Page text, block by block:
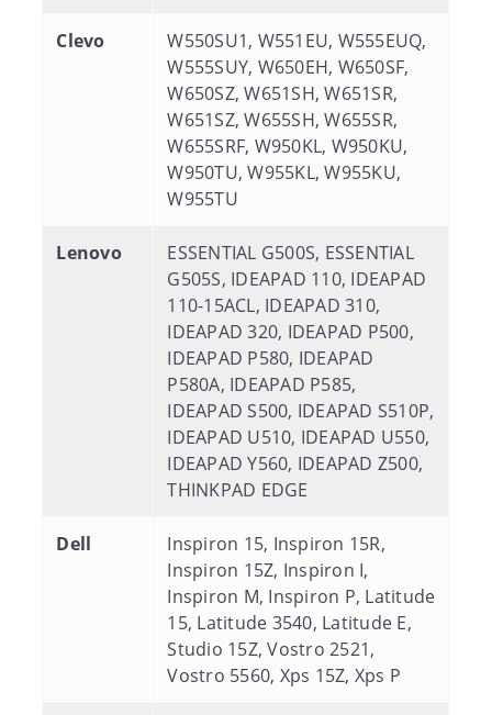
Clevo
W550SU1, W551EU, W555EUQ,
W555SUY, W650EH, W650SF,
W650SZ, W651SH, W651SR,
W651SZ, W655SH, W655SR,
W655SRF, W950KL, W950KU,
W950TU, W955KL, W955KU,
W955TU
Lenovo
ESSENTIAL G500S, ESSENTIAL
G505S, IDEAPAD 110, IDEAPAD
110-15ACL, IDEAPAD 310,
IDEAPAD 320, IDEAPAD P500,
IDEAPAD P580, IDEAPAD
P580A, IDEAPAD P585,
IDEAPAD S500, IDEAPAD S510P,
IDEAPAD U510, IDEAPAD U550,
IDEAPAD Y560, IDEAPAD Z500,
THINKPAD EDGE
Dell
Inspiron 15, Inspiron 15R,
Inspiron 15Z, Inspiron I,
Inspiron M, Inspiron P, Latitude
15, Latitude 3540, Latitude E,
Studio 15Z, Vostro 2521,
Vostro 5560, Xps 15Z, Xps P